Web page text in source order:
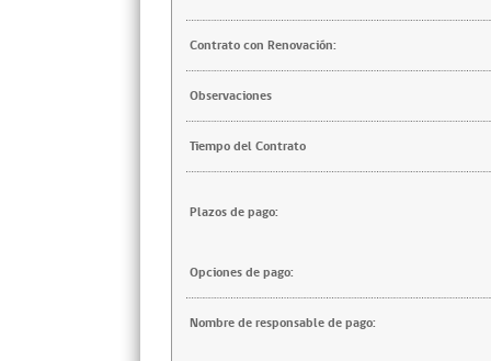
Contrato con Renovación:
Observaciones
Tiempo del Contrato
Plazos de pago:
Opciones de pago:
Nombre de responsable de pago: